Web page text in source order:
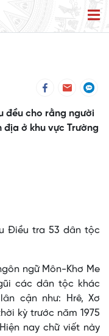
đều cho rằng người
ở khu vực Trường
Điều tra 53 dân tộc
ngữ Môn-Khơ Me
các dân tộc khác
cận như: Hrê, Xơ
kỳ trước năm 1975
nay chữ viết này